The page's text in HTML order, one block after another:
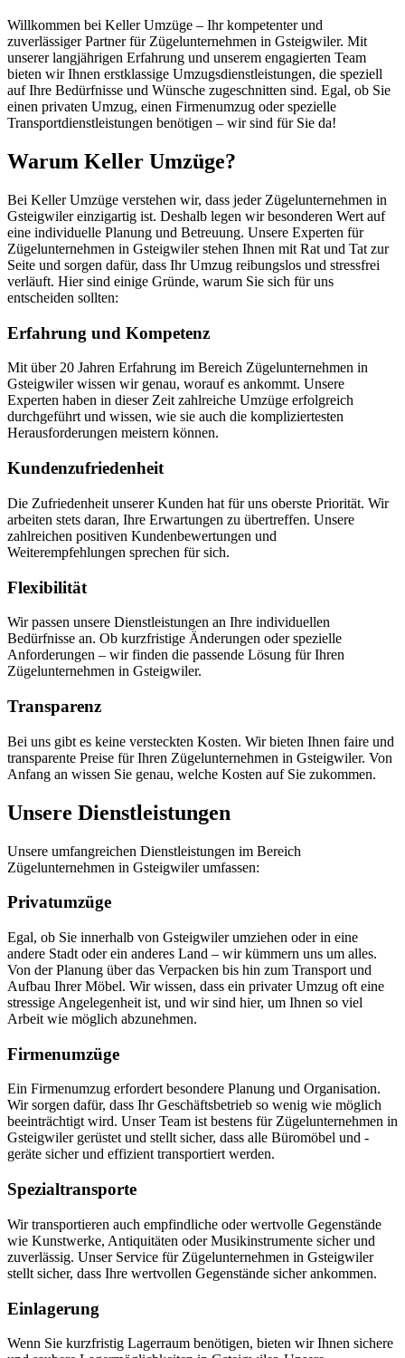
Willkommen bei Keller Umzüge – Ihr kompetenter und
zuverlässiger Partner für Zügelunternehmen in Gsteigwiler. Mit
unserer langjährigen Erfahrung und unserem engagierten Team
bieten wir Ihnen erstklassige Umzugsdienstleistungen, die speziell
auf Ihre Bedürfnisse und Wünsche zugeschnitten sind. Egal, ob Sie
einen privaten Umzug, einen Firmenumzug oder spezielle
Transportdienstleistungen benötigen – wir sind für Sie da!
Warum Keller Umzüge?
Bei Keller Umzüge verstehen wir, dass jeder Zügelunternehmen in
Gsteigwiler einzigartig ist. Deshalb legen wir besonderen Wert auf
eine individuelle Planung und Betreuung. Unsere Experten für
Zügelunternehmen in Gsteigwiler stehen Ihnen mit Rat und Tat zur
Seite und sorgen dafür, dass Ihr Umzug reibungslos und stressfrei
verläuft. Hier sind einige Gründe, warum Sie sich für uns
entscheiden sollten:
Erfahrung und Kompetenz
Mit über 20 Jahren Erfahrung im Bereich Zügelunternehmen in
Gsteigwiler wissen wir genau, worauf es ankommt. Unsere
Experten haben in dieser Zeit zahlreiche Umzüge erfolgreich
durchgeführt und wissen, wie sie auch die kompliziertesten
Herausforderungen meistern können.
Kundenzufriedenheit
Die Zufriedenheit unserer Kunden hat für uns oberste Priorität. Wir
arbeiten stets daran, Ihre Erwartungen zu übertreffen. Unsere
zahlreichen positiven Kundenbewertungen und
Weiterempfehlungen sprechen für sich.
Flexibilität
Wir passen unsere Dienstleistungen an Ihre individuellen
Bedürfnisse an. Ob kurzfristige Änderungen oder spezielle
Anforderungen – wir finden die passende Lösung für Ihren
Zügelunternehmen in Gsteigwiler.
Transparenz
Bei uns gibt es keine versteckten Kosten. Wir bieten Ihnen faire und
transparente Preise für Ihren Zügelunternehmen in Gsteigwiler. Von
Anfang an wissen Sie genau, welche Kosten auf Sie zukommen.
Unsere Dienstleistungen
Unsere umfangreichen Dienstleistungen im Bereich
Zügelunternehmen in Gsteigwiler umfassen:
Privatumzüge
Egal, ob Sie innerhalb von Gsteigwiler umziehen oder in eine
andere Stadt oder ein anderes Land – wir kümmern uns um alles.
Von der Planung über das Verpacken bis hin zum Transport und
Aufbau Ihrer Möbel. Wir wissen, dass ein privater Umzug oft eine
stressige Angelegenheit ist, und wir sind hier, um Ihnen so viel
Arbeit wie möglich abzunehmen.
Firmenumzüge
Ein Firmenumzug erfordert besondere Planung und Organisation.
Wir sorgen dafür, dass Ihr Geschäftsbetrieb so wenig wie möglich
beeinträchtigt wird. Unser Team ist bestens für Zügelunternehmen in
Gsteigwiler gerüstet und stellt sicher, dass alle Büromöbel und -
geräte sicher und effizient transportiert werden.
Spezialtransporte
Wir transportieren auch empfindliche oder wertvolle Gegenstände
wie Kunstwerke, Antiquitäten oder Musikinstrumente sicher und
zuverlässig. Unser Service für Zügelunternehmen in Gsteigwiler
stellt sicher, dass Ihre wertvollen Gegenstände sicher ankommen.
Einlagerung
Wenn Sie kurzfristig Lagerraum benötigen, bieten wir Ihnen sichere